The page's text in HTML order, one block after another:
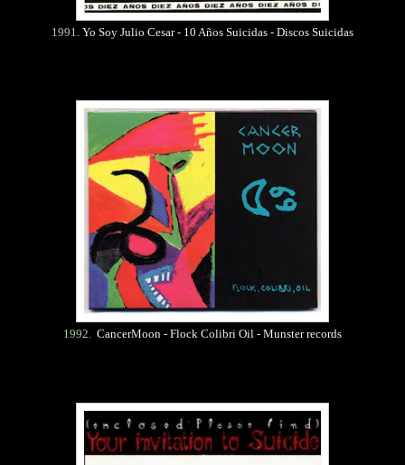
1991 . Yo Soy Julio Cesar - 10 Años Suicidas - Discos Suicidas
1992. CancerMoon - Flock Colibri Oil - Munster records